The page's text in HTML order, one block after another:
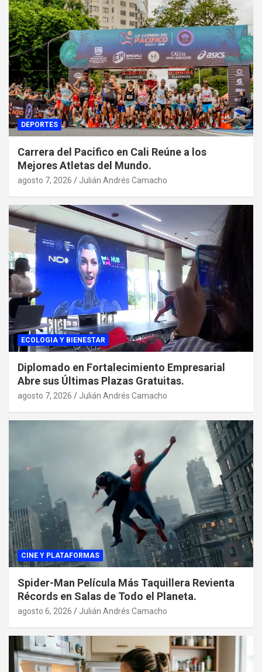
DEPORTES
Carrera del Pacifico en Cali Reúne a los
Mejores Atletas del Mundo.
agosto 7, 2026 Julián Andrés Camacho
ECOLOGIA Y BIENESTAR
Diplomado en Fortalecimiento Empresarial
Abre sus Últimas Plazas Gratuitas.
agosto 7, 2026 Julián Andrés Camacho
CINE Y PLATAFORMAS
Spider-Man Película Más Taquillera Revienta
Récords en Salas de Todo el Planeta.
agosto 6, 2026 Julián Andrés Camacho